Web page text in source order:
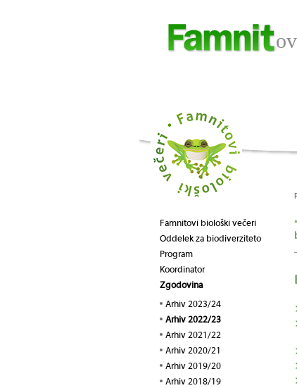
Famnitovi biološki večeri
Oddelek za biodiverziteto
Program
Koordinator
Zgodovina
Arhiv 2023/24
Arhiv 2022/23
Arhiv 2021/22
Arhiv 2020/21
Arhiv 2019/20
Arhiv 2018/19